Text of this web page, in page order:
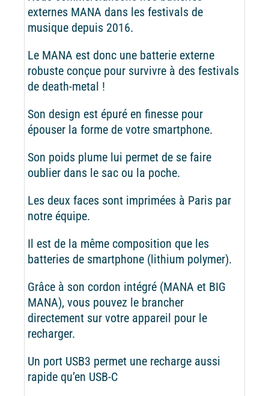
externes MANA dans les festivals de
musique depuis 2016.
Le MANA est donc une batterie externe
robuste conçue pour survivre à des festivals
de death-metal !
Son design est épuré en finesse pour
épouser la forme de votre smartphone.
Son poids plume lui permet de se faire
oublier dans le sac ou la poche.
Les deux faces sont imprimées à Paris par
notre équipe.
Il est de la même composition que les
batteries de smartphone (lithium polymer).
Grâce à son cordon intégré (MANA et BIG
MANA), vous pouvez le brancher
directement sur votre appareil pour le
recharger.
Un port USB3 permet une recharge aussi
rapide qu’en USB-C